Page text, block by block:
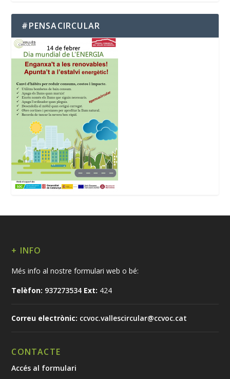
#PENSACIRCULAR
+ INFO
Més info al nostre formulari web o bé:
Telèfon: 937273534 Ext: 424
Correu electrònic: ccvoc.vallescircular@ccvoc.cat
CONTACTE
Accés al formulari